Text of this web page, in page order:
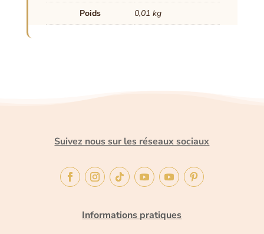
Poids 0,01 kg
Suivez nous sur les réseaux sociaux
Informations pratiques